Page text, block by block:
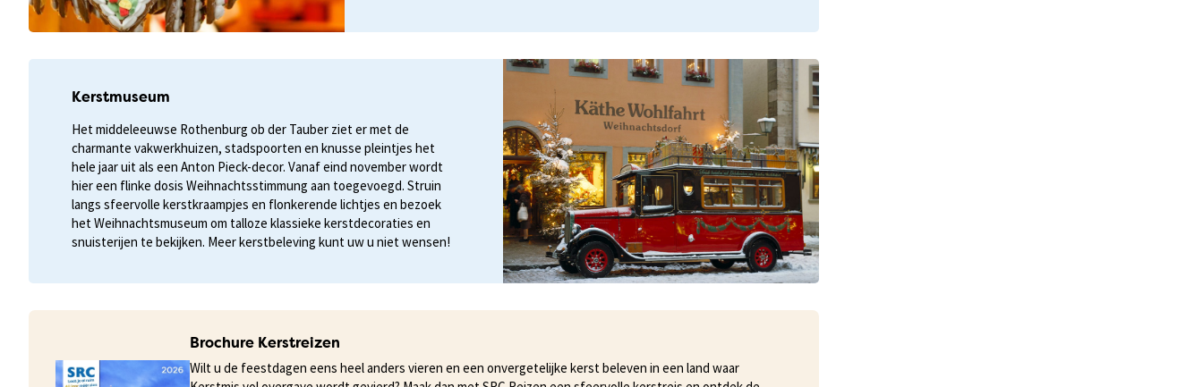
Kerstmuseum
Het middeleeuwse Rothenburg ob der Tauber ziet er met de
charmante vakwerkhuizen, stadspoorten en knusse pleintjes het
hele jaar uit als een Anton Pieck-decor. Vanaf eind november wordt
hier een flinke dosis Weihnachtsstimmung aan toegevoegd. Struin
langs sfeervolle kerstkraampjes en flonkerende lichtjes en bezoek
het Weihnachtsmuseum om talloze klassieke kerstdecoraties en
snuisterijen te bekijken. Meer kerstbeleving kunt uw u niet wensen!
Brochure Kerstreizen
Wilt u de feestdagen eens heel anders vieren en een onvergetelijke kerst beleven in een land waar